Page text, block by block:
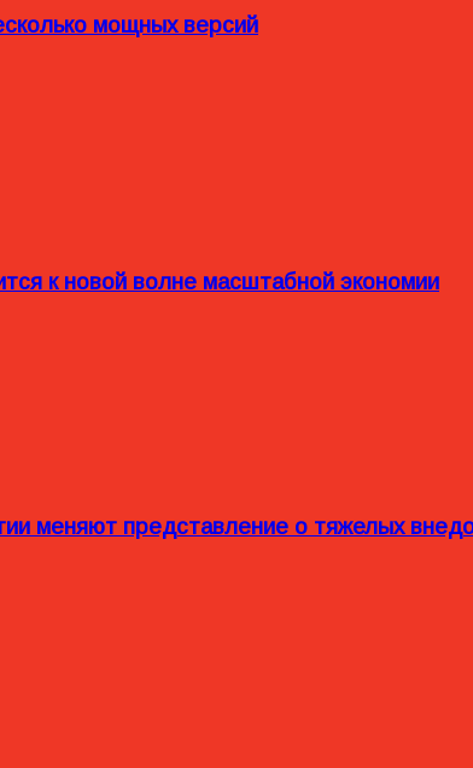
мощных версий
к новой волне масштабной экономии
меняют представление о тяжелых